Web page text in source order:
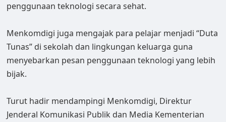
penggunaan teknologi secara sehat.
Menkomdigi juga mengajak para pelajar menjadi “Duta
Tunas” di sekolah dan lingkungan keluarga guna
menyebarkan pesan penggunaan teknologi yang lebih
bijak.
Turut hadir mendampingi Menkomdigi, Direktur
Jenderal Komunikasi Publik dan Media Kementerian